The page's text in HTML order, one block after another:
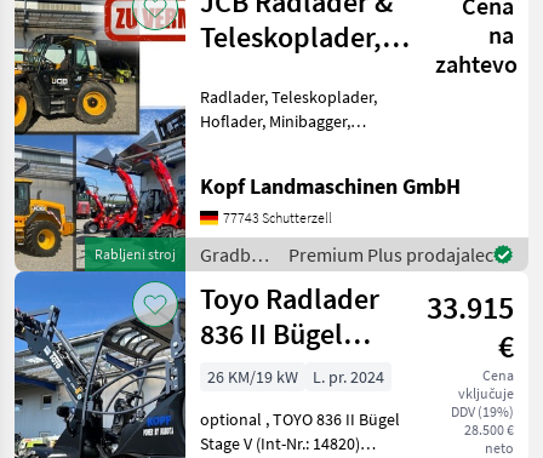
Volvo
Rabljeni stroj
Teleskoplader,
Min
na
zahtevo
Radlader, Teleskoplader,
Hoflader, Minibagger,
Verschiedene Maschinen zu
vermieten - Minibagger -
Hoflader (Toyo) - JCB Te
Kopf Landmaschinen GmbH
77743 Schutterzell
Gradbeni
stroji /
JCB
Premium Plus prodajalec
Toyo Radlader
836 II Bügel
Black, 4.
Steuerkreis
33.915
€
Cena
vključuje
DDV (19%)
28.500 €
neto
26 KM/19 kW
L. pr. 2024
optional , TOYO 836 II Bügel
Stage V (Int-Nr.: 14820)